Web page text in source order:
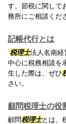
す。節税に関して
務所にご相談くだ
記帳代行とは
税理士法人名南
中心に税務相談を
生した際は、ぜひ
さい。
顧問税理士の役
顧問税理士とは、